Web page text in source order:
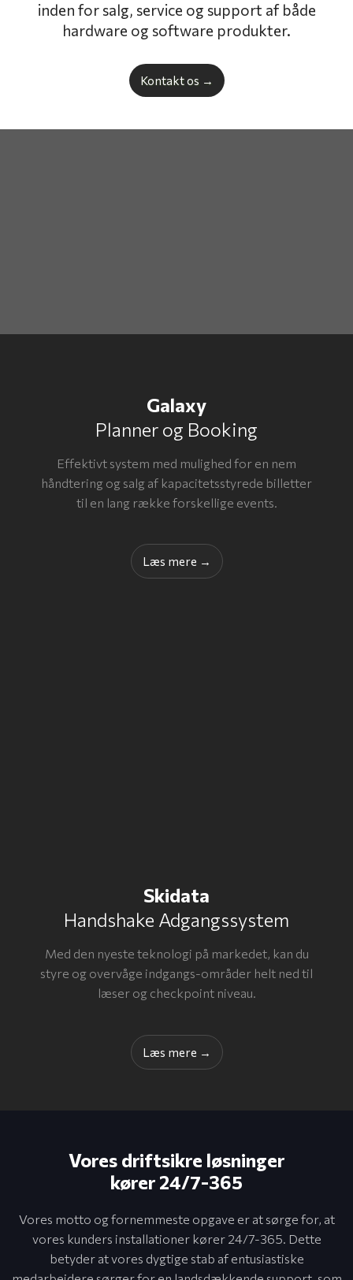
inden for salg, service og support af både
hardware og software produkter.
Kontakt os​ →
Galaxy
Planner og Booking
Effektivt system med mulighed for en nem
håndtering og salg af kapacitetsstyrede billetter
til en lang række forskellige events.
Læs​ mere →
Skidata
​Handshake Adgangssystem
Med den nyeste teknologi på markedet, kan du
styre og overvåge indgangs-områder helt ned til
læser og checkpoint niveau.
Læs ​mere →
Vores driftsikre løsninger
​kører 24/7-365
Vores motto og fornemmeste opgave er at sørge for, at
vores kunders installationer kører 24/7-365. Dette
betyder at vores dygtige stab af entusiastiske